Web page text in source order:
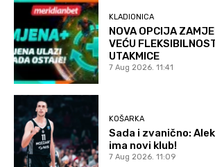
KLADIONICA
NOVA OPCIJA
VEĆU
UTAKMICE
7 Aug 2026. 11:41
KOŠARKA
Sada i zvanično:
ima novi klub!
7 Aug 2026. 11:09